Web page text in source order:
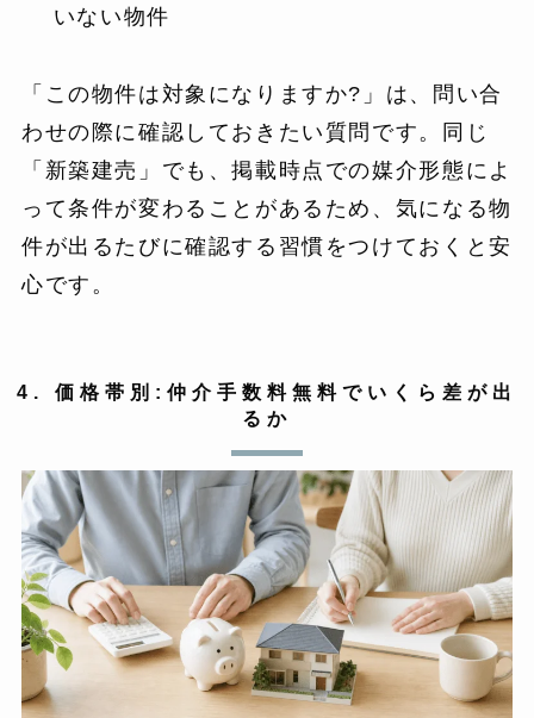
いない物件
「この物件は対象になりますか?」は、問い合
わせの際に確認しておきたい質問です。同じ
「新築建売」でも、掲載時点での媒介形態によ
って条件が変わることがあるため、気になる物
件が出るたびに確認する習慣をつけておくと安
心です。
4. 価格帯別:仲介手数料無料でいくら差が出
るか